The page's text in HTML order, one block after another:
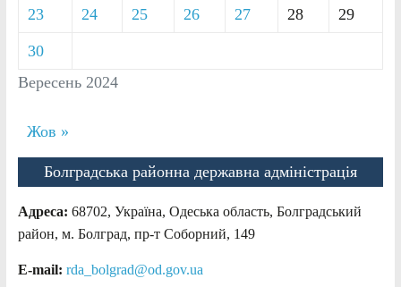
Вересень 2024
23 24 25 26 27 28 29
30
Жов »
Болградська районна державна адміністрація
Адреса: 68702, Україна, Одеська область, Болградський
район, м. Болград, пр-т Соборний, 149
E-mail: rda_bolgrad@od.gov.ua